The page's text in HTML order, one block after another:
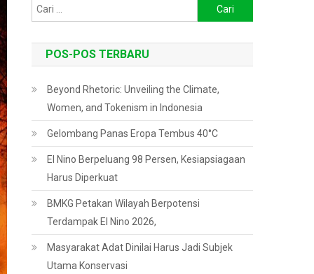
untuk:
POS-POS TERBARU
Beyond Rhetoric: Unveiling the Climate,
Women, and Tokenism in Indonesia
Gelombang Panas Eropa Tembus 40°C
El Nino Berpeluang 98 Persen, Kesiapsiagaan
Harus Diperkuat
BMKG Petakan Wilayah Berpotensi
Terdampak El Nino 2026,
Masyarakat Adat Dinilai Harus Jadi Subjek
Utama Konservasi